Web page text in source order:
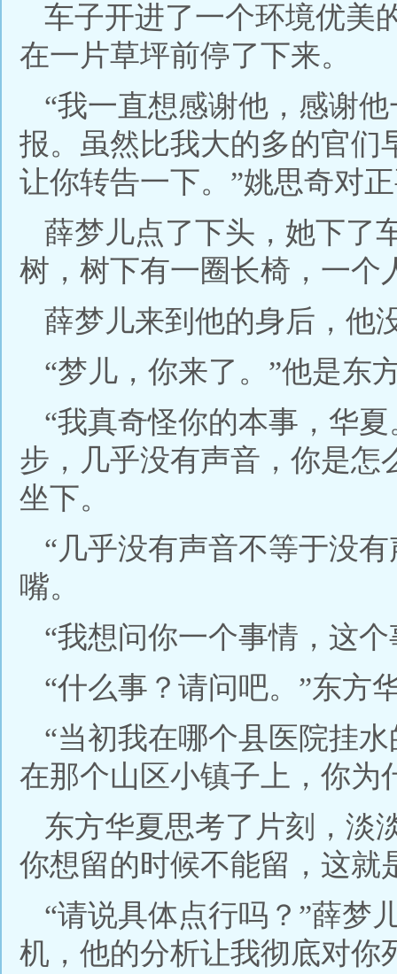
车子开进了一个环境优美
在一片草坪前停了下来。
“我一直想感谢他，感谢
报。虽然比我大的多的官们
让你转告一下。”姚思奇对
薛梦儿点了下头，她下了
树，树下有一圈长椅，一个
薛梦儿来到他的身后，他
“梦儿，你来了。”他是东
“我真奇怪你的本事，华
步，几乎没有声音，你是怎
坐下。
“几乎没有声音不等于没
嘴。
“我想问你一个事情，这
“什么事？请问吧。”东方
“当初我在哪个县医院挂
在那个山区小镇子上，你为
东方华夏思考了片刻，淡
你想留的时候不能留，这就
“请说具体点行吗？”薛梦
机，他的分析让我彻底对你